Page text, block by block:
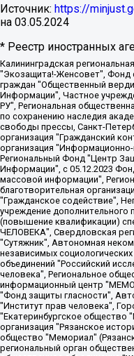
Источник: https://
на 03.05.2024
* Реестр иностранных
Калининградская региональная общественная организация "Экозащита!-Женсовет", Фонд содействия защите прав и свобод граждан "Общественный вердикт", Фонд "Институт Развития Свободы Информации", Частное учреждение "Информационное агентство МЕМО. РУ", Региональная общественная организация "Общественная комиссия по сохранению наследия академика Сахарова", Фонд поддержки свободы прессы, Санкт-Петербургская общественная правозащитная организация "Гражданский контроль", Межрегиональная общественная организация "Информационно-просветительский центр "Мемориал", Региональный Фонд "Центр Защиты Прав Средств Массовой Информации", с 05.12.2023 Фонд "Центр Защиты Прав Средств массовой информации", Региональная общественная благотворительная организация помощи беженцам и мигрантам "Гражданское содействие", Негосударственное образовательное учреждение дополнительного профессионального образования (повышение квалификации) специалистов "АКАДЕМИЯ ПО ПРАВАМ ЧЕЛОВЕКА", Свердловская региональная общественная организация "Сутяжник", Автономная некоммерческая организация "Центр независимых социологических исследований", Союз общественных объединений "Российский исследовательский центр по правам человека", Региональное общественное учреждение научно-информационный центр "МЕМОРИАЛ", Некоммерческая организация "Фонд защиты гласности", Автономная некоммерческая организация "Институт прав человека", Городская общественная организация "Екатеринбургское общество "МЕМОРИАЛ", Городская общественная организация "Рязанское историко-просветительское и правозащитное общество "Мемориал" (Рязанский Мемориал), Челябинский региональный орган общественной самодеятельности – женское общественное объединение "Женщины Евразии", Челябинский региональный орган общественной самодеятельности "Уральская правозащитная группа", Фонд содействия защите здоровья и социальной справедливости имени Андрея Рылькова, Автономная Некоммерческая Организация "Аналитический Центр Юрия Левады", Автономная некоммерческая организация социальной поддержки населения "Проект Апрель", Региональная общественная организация помощи женщинам и детям, находящимся в кризисной ситуации "Информационно-методический центр "Анна", Фонд содействия развитию массовых коммуникаций и правовому просвещению "Так-так-Так", Фонд содействия устойчивому развитию "Серебряная тайга", Свердловский региональный общественный фонд социальных проектов "Новое время", "Idel.Реалии", Кавказ.Реалии, Крым.Реалии, Телеканал Настоящее Время, Татаро-башкирская служба Радио Свобода (Azatliq Radiosi), Радио Свободная Европа/Радио Свобода (PCE/PC), "Сибирь.Реалии", "Фактограф", Благотворительный фонд помощи осужденным и их семьям, Автономная некоммерческая организация "Институт глобализации и социальных движений", Фонд "В защиту прав заключенных", Частное учреждение "Центр поддержки и содействия развитию средств массовой информации", Пензенский региональный общественный благотворительный фонд "Гражданский союз", "Север.Реалии", Некоммерческая организация Фонд "Правовая инициатива", Общество с ограниченной ответственностью "Радио Свободная Европа/Радио Свобода", Чешское информационное агентство "MEDIUM-ORIENT", Красноярская региональная общественная организация "Мы против СПИДа", Камалягин Денис Николаевич, Маркелов Сергей Евгеньевич, Пономарев Лев Александрович, Савицкая Людмила Алексеевна, Автономная некоммерческая организация "Центр по работе с проблемой насилия "НАСИЛИЮ.НЕТ", Межрегиональный профессиональный союз работников здравоохранения "Альянс врачей", Юридическое лицо, зарегистрированное в Латвийской Республике, SIA "Medusa Project" (регистрационный номер 40103797863, дата регистрации 10.06.2014), Некоммерческая организация "Фонд по борьбе с коррупцией", Автономная некоммерческая организация "Институт права и публичной политики", Баданин Роман Сергеевич, Гликин Максим Александрович, Железнова Мария Михайловна, Лукьянова Юлия Сергеевна, Маетная Елизавета Витальевна, Маняхин Петр Борисович, Чуракова Ольга Владимировна, Ярош Юлия Петровна, Юридическое лицо "The Insider SIA", зарегистрированное в Риге, Латвийская Республика (дата регистрации 26.06.2015), являющееся администратором доменного имени интернет-издания "The Insider SIA", https://theins.ru, Постернак Алексей Евгеньевич, Рубин Михаил Аркадьевич, Анин Роман Александрович, Юридическое лицо Istories fonds, зарегистрированное в Латвийской Республике (регистрационный номер 50008295751, дата регистрации 24.02.2020), Великовский Дмитрий Александрович, Долинина Ирина Николаевна, Мароховская Алеся Алексеевна, Шлейнов Роман Юрьевич, Шмагун Олеся Валентиновна, Общество с ограниченной ответственностью "Альтаир 2021", Общество с ограниченной ответственностью "Вега 2021", Общество с ограниченной ответственностью "Главный редактор 2021", Общество с ограниченной ответственностью "Ромашки монолит", Важенков Артем Валерьевич, Ивановская областная общественная организация "Центр гендерных исследований", Гурман Юрий Альбертович, Медиапроект "ОВД-Инфо", Егоров Владимир Владимирович, Жилинский Владимир Александрович, Общество с ограниченной ответственностью "ЗП", Иванова